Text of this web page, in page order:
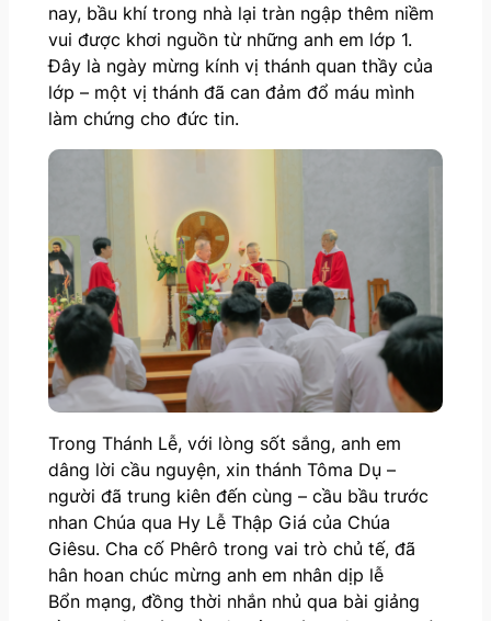
nay, bầu khí trong nhà lại tràn ngập thêm niềm
vui được khơi nguồn từ những anh em lớp 1.
Đây là ngày mừng kính vị thánh quan thầy của
lớp – một vị thánh đã can đảm đổ máu mình
làm chứng cho đức tin.
Trong Thánh Lễ, với lòng sốt sắng, anh em
dâng lời cầu nguyện, xin thánh Tôma Dụ –
người đã trung kiên đến cùng – cầu bầu trước
nhan Chúa qua Hy Lễ Thập Giá của Chúa
Giêsu. Cha cố Phêrô trong vai trò chủ tế, đã
hân hoan chúc mừng anh em nhân dịp lễ
Bổn mạng, đồng thời nhắn nhủ qua bài giảng